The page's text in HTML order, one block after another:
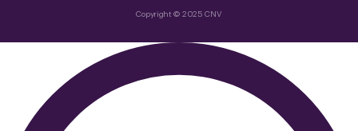
Copyright © 2025 CNV